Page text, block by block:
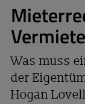
Was muss
der
Hogan